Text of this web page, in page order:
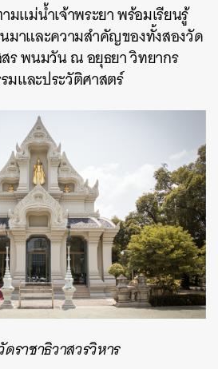
ามแม่น้ำเจ้าพระยา พร้อมเรียนรู้
มาและความสำคัญของทั้งสองวัด
ร พนมวัน ณ อยุธยา วิทยากร
และประวัติศาสตร์
ดราชาธิวาสวรวิหาร